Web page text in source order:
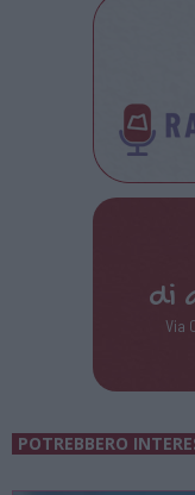
di
Via
POTREBBERO